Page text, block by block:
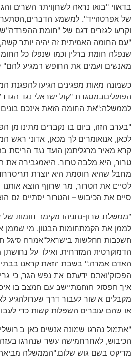
בדאווי "בואו נראה לשרוןויתר השרים
של אפרטהייד". למשמע הדברים,הסתערו
וקרעו לגזרים דגם של "חומת
"עם החומה האמיתית זה יהיה יותר
שנפלה חומת ברלין וכמו שנפלו כל
מאנשים ועמים את החופש המגיע
כשמונה מאות מפגינים הגיעו להפגנת
הפועליםבמסגרת "קול ישראלי נגד
לממשלה:"את החומה הזאת אינכם
"בערב הזה, ביום בו נקברים מתינו מן
לכאן, אנואומרים לך מכאן, אדוני ראש
קרא מאיר מרגליתמן הועד נגד הריסת
טרור, היא מלבה טרור. היאמגבירה את
מחבל שהיא חוסמת היא יוצרת
לסיים את הטרור, מר שרוןף הוצא
סיים את הכיבוש – והטרור יסתיים גם
"ממשלת שרון-נתניהו מקימה חומות של
לממן את הקמתחומות הבטון. מי שממן
השכבות החלשות בישראל"אמרה סיגל
הדמוקרטית המזרחית. ואילו יעל נחושתן
האדם אמרה:" בשבת הזאת קראנו
הפסוק'ואתם ידעתם את נפש הגר, כי
איך הפסוק הזהמתיישב עם המצב בו
מקבלים אישור לעבור דרך שערולהגיע
או שהם עוברים השפלות קשות כדי
"אתמול נהרגו שמונה אנשים כאן
הכיבוש, לאחרחמישה עשר שנהרגו
מדיקס בשם גוש שלום."הממשלה